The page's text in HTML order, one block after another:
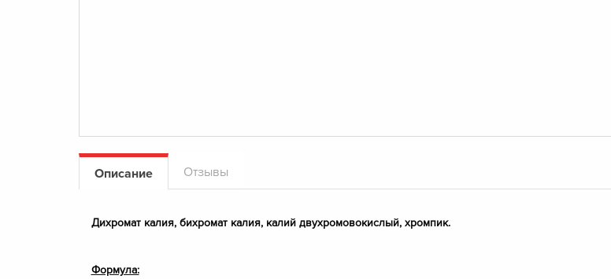
Описание Отзывы
Дихромат калия, бихромат калия, калий двухромовокислый, хромпик.
Формула: